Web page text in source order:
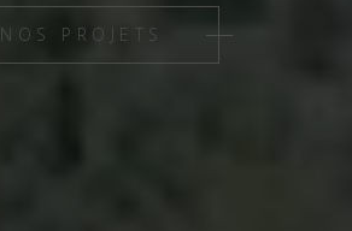
NOS PROJETS